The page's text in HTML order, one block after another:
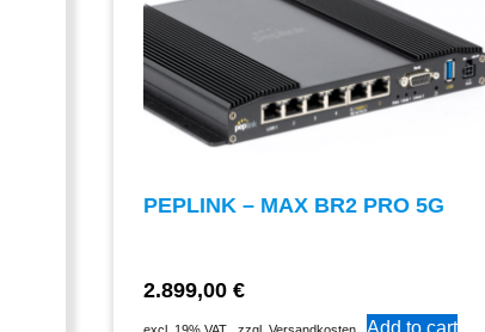
PEPLINK – MAX BR2 PRO 5G
2.899,00 €